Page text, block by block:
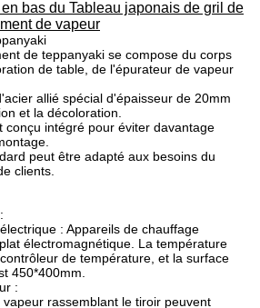
bas du Tableau japonais de gril de
de vapeur
de teppanyaki se compose du corps
de table, de l'épurateur de vapeur
allié spécial d'épaisseur de 20mm
et la décoloration.
conçu intégré pour éviter davantage
peut être adapté aux besoins du
clients.
: Appareils de chauffage
électromagnétique. La température
de température, et la surface
450*400mm.
:
rassemblant le tiroir peuvent